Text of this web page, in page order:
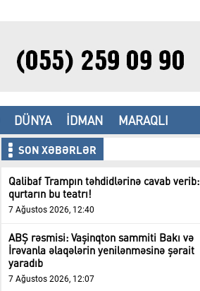
DÜNYA İDMAN
MARAQLI
SON XƏBƏRLƏR
Qalibaf Trampın təhdidlərinə cavab verib:
qurtarın bu teatrı!
7 Ağustos 2026, 12:40
ABŞ rəsmisi: Vaşinqton sammiti Bakı və
İrəvanla əlaqələrin yenilənməsinə şərait
yaradıb
7 Ağustos 2026, 12:07